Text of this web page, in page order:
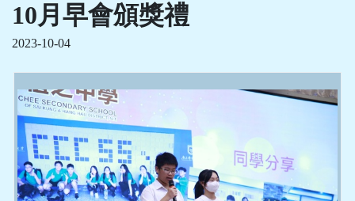
10月早會頒獎禮
2023-10-04